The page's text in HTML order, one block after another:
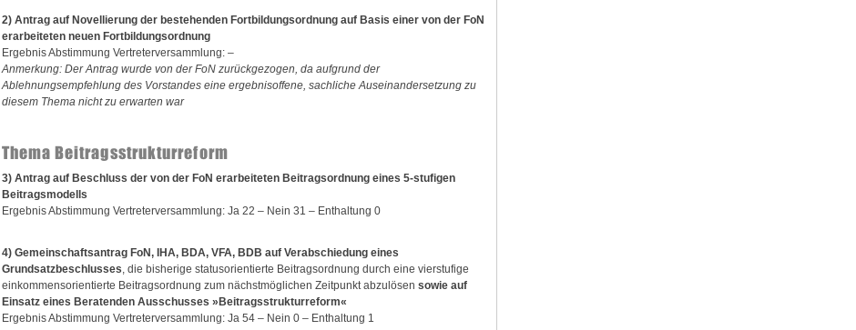
2) Antrag auf Novellierung der bestehenden Fortbildungsordnung auf Basis einer von der FoN
erarbeiteten neuen Fortbildungsordnung
Ergebnis Abstimmung Vertreterversammlung: –
Anmerkung: Der Antrag wurde von der FoN zurückgezogen, da aufgrund der
Ablehnungsempfehlung des Vorstandes eine ergebnisoffene, sachliche Auseinandersetzung zu
diesem Thema nicht zu erwarten war
Thema Beitragsstrukturreform
3) Antrag auf Beschluss der von der FoN erarbeiteten Beitragsordnung eines 5-stufigen
Beitragsmodells
Ergebnis Abstimmung Vertreterversammlung: Ja 22 – Nein 31 – Enthaltung 0
4) Gemeinschaftsantrag FoN, IHA, BDA, VFA, BDB auf Verabschiedung eines
Grundsatzbeschlusses, die bisherige statusorientierte Beitragsordnung durch eine vierstufige
einkommensorientierte Beitragsordnung zum nächstmöglichen Zeitpunkt abzulösen sowie auf
Einsatz eines Beratenden Ausschusses »Beitragsstrukturreform«
Ergebnis Abstimmung Vertreterversammlung: Ja 54 – Nein 0 – Enthaltung 1